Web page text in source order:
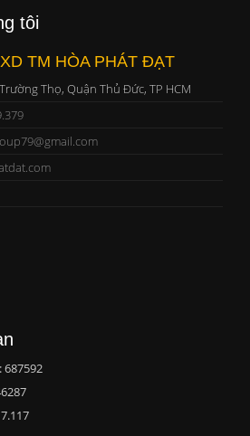
tôi
TM HÒA PHÁT ĐẠT
Thọ, Quận Thủ Đức, TP HCM